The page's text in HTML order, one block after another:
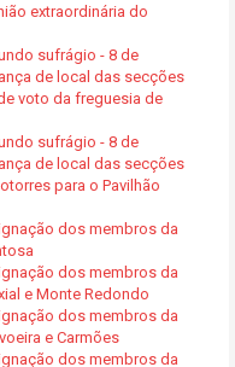
extraordinária do
sufrágio - 8 de
de local das secções
voto da freguesia de
sufrágio - 8 de
de local das secções
para o Pavilhão
dos membros da
dos membros da
e Monte Redondo
dos membros da
e Carmões
dos membros da